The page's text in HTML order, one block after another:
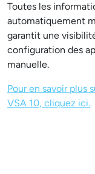
Toutes les
automatiquement
garantit une
configuration des
manuelle.
Pour en savoir plus
VSA 10, cliquez ici.